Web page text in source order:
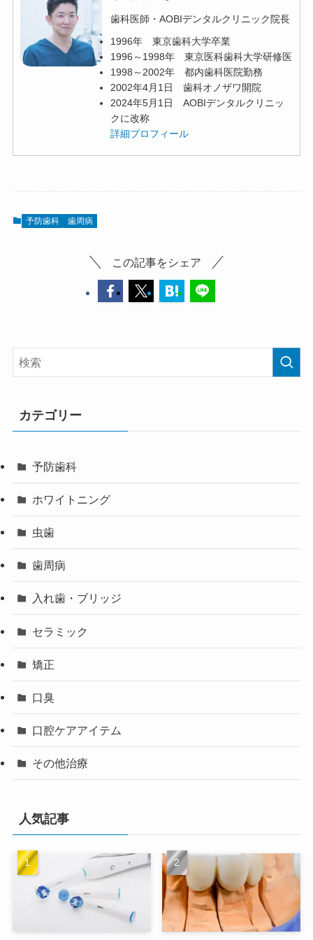
歯科医師・AOBIデンタルクリニック院長
1996年 東京歯科大学卒業
1996～1998年 東京医科歯科大学研修医
1998～2002年 都内歯科医院勤務
2002年4月1日 歯科オノザワ開院
2024年5月1日 AOBIデンタルクリニッ
クに改称
詳細プロフィール
予防歯科 歯周病
この記事をシェア
カテゴリー
予防歯科
ホワイトニング
虫歯
歯周病
入れ歯・ブリッジ
セラミック
矯正
口臭
口腔ケアアイテム
その他治療
人気記事